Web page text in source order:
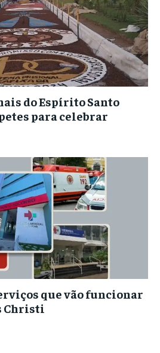
do Espírito Santo
para celebrar
que vão funcionar
Christi